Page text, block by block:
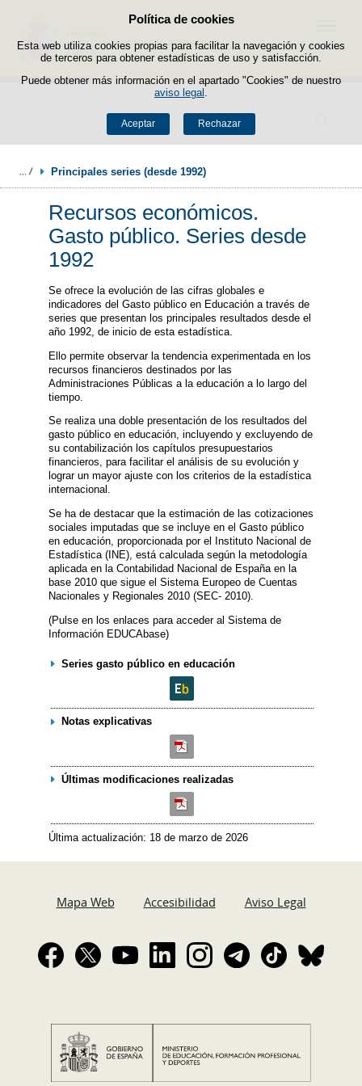
Política de cookies
Esta web utiliza cookies propias para facilitar la navegación y cookies
de terceros para obtener estadísticas de uso y satisfacción.
Puede obtener más información en el apartado "Cookies" de nuestro
aviso legal
Aceptar Rechazar
Saltar al contenido
Buscador
Menú
Principales series (desde 1992)
Recursos económicos.
Gasto público. Series desde
1992
Se ofrece la evolución de las cifras globales e
indicadores del Gasto público en Educación a través de
series que presentan los principales resultados desde el
año 1992, de inicio de esta estadística.
Ello permite observar la tendencia experimentada en los
recursos financieros destinados por las
Administraciones Públicas a la educación a lo largo del
tiempo.
Se realiza una doble presentación de los resultados del
gasto público en educación, incluyendo y excluyendo de
su contabilización los capítulos presupuestarios
financieros, para facilitar el análisis de su evolución y
lograr un mayor ajuste con los criterios de la estadística
internacional.
Se ha de destacar que la estimación de las cotizaciones
sociales imputadas que se incluye en el Gasto público
en educación, proporcionada por el Instituto Nacional de
Estadística (INE), está calculada según la metodología
aplicada en la Contabilidad Nacional de España en la
base 2010 que sigue el Sistema Europeo de Cuentas
Nacionales y Regionales 2010 (SEC- 2010).
(Pulse en los enlaces para acceder al Sistema de
Información EDUCAbase)
Series gasto público en educación
Notas explicativas
Últimas modificaciones realizadas
Última actualización: 18 de marzo de 2026
Mapa Web Accesibilidad Aviso Legal